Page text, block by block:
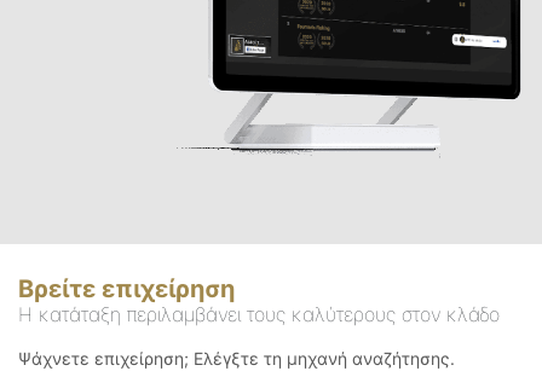
Βρείτε επιχείρηση
Η κατάταξη περιλαμβάνει τους καλύτερους στον κλάδο
Ψάχνετε επιχείρηση; Ελέγξτε τη μηχανή αναζήτησης.